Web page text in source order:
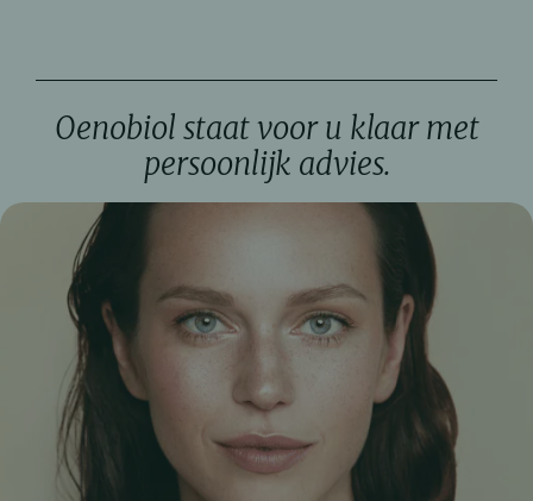
Oenobiol staat voor u klaar met
persoonlijk advies.